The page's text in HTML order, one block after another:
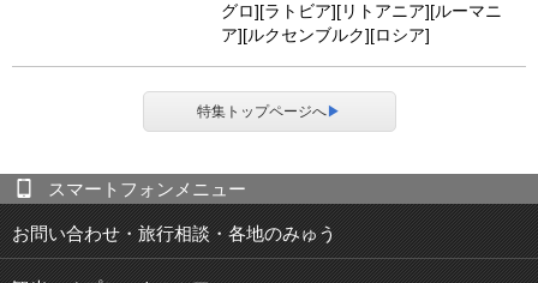
グロ][ラトビア][リトアニア][ルーマニ
ア][ルクセンブルク][ロシア]
特集トップページへ▶
スマートフォンメニュー
お問い合わせ・旅行相談・各地のみゅう